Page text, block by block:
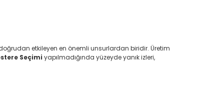
etkileyen en önemli unsurlardan biridir. Üretim
Seçimi yapılmadığında yüzeyde yanık izleri,